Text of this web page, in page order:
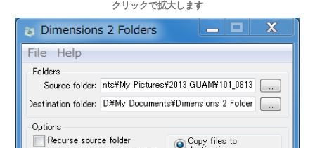
クリックで拡大します